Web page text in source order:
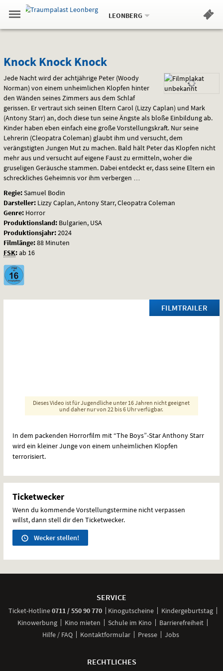
Springe
zum
,zum
.
Navigation
Gehe
zur
Standortauswahl
Standort:
LEONBERG.
Hinweis
Knock
Knock
Knock
Knock Knock Knock
Jede Nacht wird der achtjährige Peter (Woody
Norman) von einem unheimlichen Klopfen hinter
den Wänden seines Zimmers aus dem Schlaf
gerissen. Er vertraut sich seinen Eltern Carol (Lizzy Caplan) und Mark
(Antony Starr) an, doch diese tun seine Ängste als bloße Einbildung ab.
Kinder haben eben einfach eine große Vorstellungskraft. Nur seine
Lehrerin (Cleopatra Coleman) glaubt ihm und versucht, dem
verängstigten Jungen Mut zu machen. Bald hält Peter das Klopfen nicht
mehr aus und versucht auf eigene Faust zu ermitteln, woher die
gruseligen Geräusche stammen. Dabei entdeckt er, dass seine Eltern ein
schreckliches Geheimnis vor ihm verbergen …
Regie:Samuel Bodin
Darsteller: Lizzy Caplan, Antony Starr, Cleopatra Coleman
Genre: Horror
Produktionsland: Bulgarien, USA
Produktionsjahr:2024
Filmlänge:88 Minuten
FSK:ab 16
FILMTRAILER
Dieses Video ist für Jugendliche unter 16 Jahren nicht geeignet
und daher nur von 22 bis 6 Uhr verfügbar.
In dem packenden Horrorfilm mit “The Boys”-Star Anthony Starr
wird ein kleiner Junge von einem unheimlichen Klopfen
terrorisiert.
Ticketwecker
Wenn du kommende Vorstellungstermine nicht verpassen
willst, dann stell dir den Ticketwecker.
Wecker stellen!
SERVICE
Ticket-Hotline0711 / 550 90 770anrufen
Kinogutscheine
Kindergeburtstag
Kinowerbung
Kino mieten Schule im Kino
Barrierefreiheit
Hilfe / FAQ
Kontaktformular Presse Jobs
RECHTLICHES